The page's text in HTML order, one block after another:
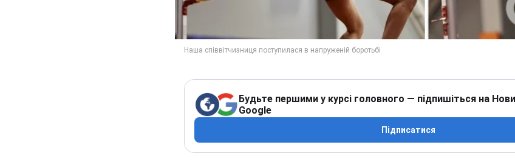
Будьте першими у курсі головного — підпишіться на
Google
Підписатися